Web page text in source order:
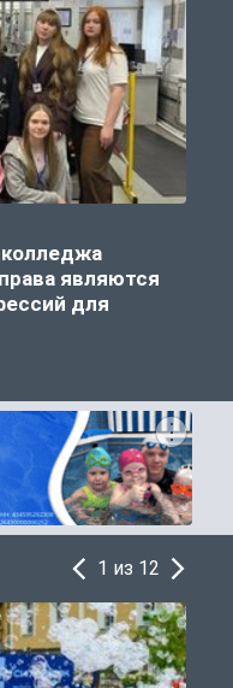
являются
для
1 из 12